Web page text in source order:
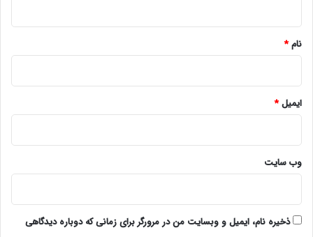
نام*
ایمیل*
وب‌ سایت
ذخیره نام، ایمیل و وبسایت من در مرورگر برای زمانی که دوباره دیدگاهی